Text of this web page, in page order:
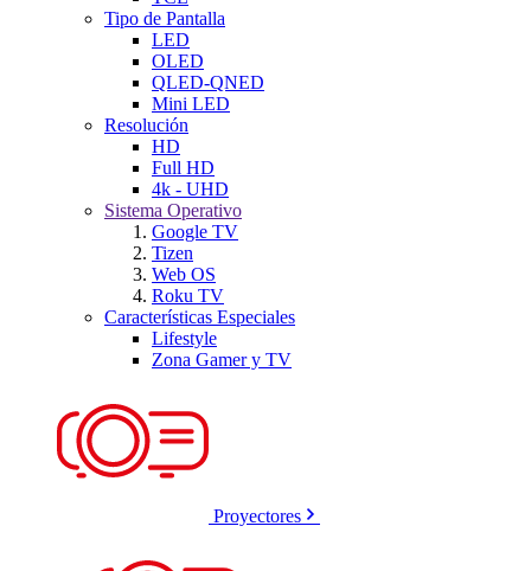
Tipo de Pantalla
LED
OLED
QLED-QNED
Mini LED
Resolución
HD
Full HD
4k - UHD
Sistema Operativo
Google TV
Tizen
Web OS
Roku TV
Características Especiales
Lifestyle
Zona Gamer y TV
Proyectores